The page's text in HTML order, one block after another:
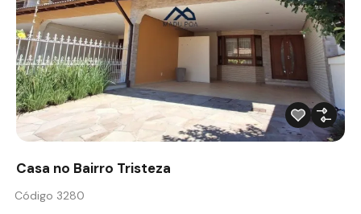
Casa no Bairro Tristeza
Código 3280